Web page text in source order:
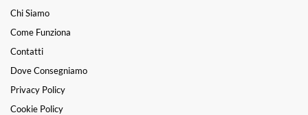
Chi Siamo
Come Funziona
Contatti
Dove Consegniamo
Privacy Policy
Cookie Policy